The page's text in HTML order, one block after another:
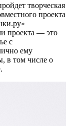
творческая
проекта
проекта — это
с
ему
в том числе о